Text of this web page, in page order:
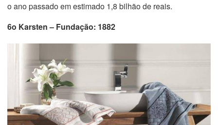
o ano passado em estimado 1,8 bilhão de reais.
6o Karsten – Fundação: 1882